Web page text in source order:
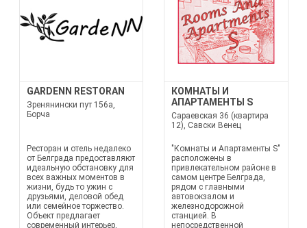
GARDENN RESTORAN
Зренянински пут 156а,
Борча
Ресторан и отель недалеко
от Белграда предоставляют
идеальную обстановку для
всех важных моментов в
жизни, будь то ужин с
друзьями, деловой обед
или семейное торжество.
Объект предлагает
современный интерьер,
КОМНАТЫ И
АПАРТАМЕНТЫ S
Сараевская 36 (квартира
12), Савски Венец
"Комнаты и Апартаменты S"
расположены в
привлекательном районе в
самом центре Белграда,
рядом с главными
автовокзалом и
железнодорожной
станцией. В
непосредственной